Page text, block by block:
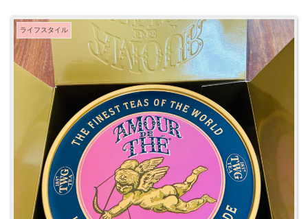
ライフスタイル